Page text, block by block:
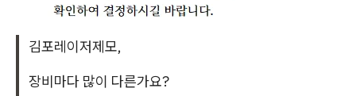
김포레이저제모,
장비마다 많이 다른가요?